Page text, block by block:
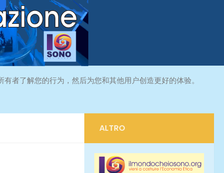
者了解您的行为，然后为您和其他用户创造更好的体验。
ALTRO